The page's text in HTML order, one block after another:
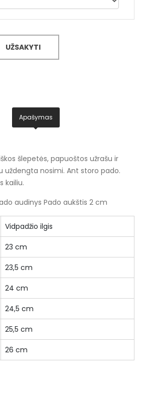
UŽSAKYTI
Apašymas
šlepetės, papuoštos užrašu ir
uždengta nosimi. Ant storo pado.
kailiu.
audinys Pado aukštis 2 cm
Vidpadžio ilgis
23 cm
23,5 cm
24 cm
24,5 cm
25,5 cm
26 cm